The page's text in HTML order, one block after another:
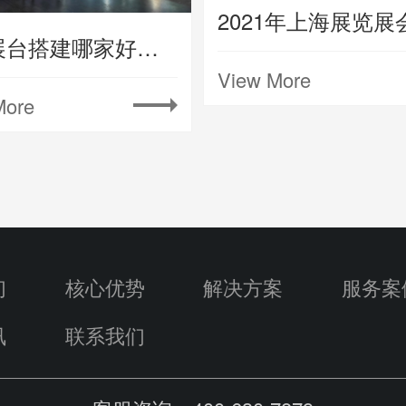
上海展台搭建哪家好要注意什么
View More
核心优势 解决方案
服务案
联系我们